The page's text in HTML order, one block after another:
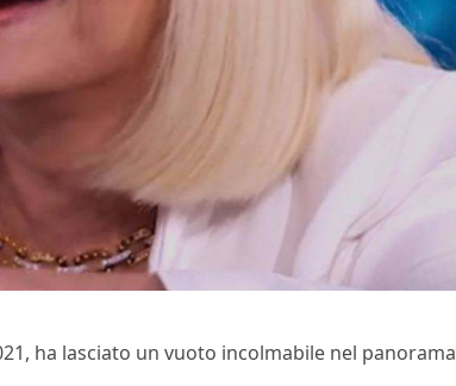
ha lasciato un vuoto incolmabile nel panorama